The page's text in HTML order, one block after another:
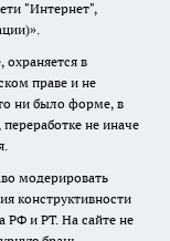
"Интернет",
в
праве и не
ни было форме, в
не иначе
модерировать
конструктивности
РФ и РТ. На сайте не